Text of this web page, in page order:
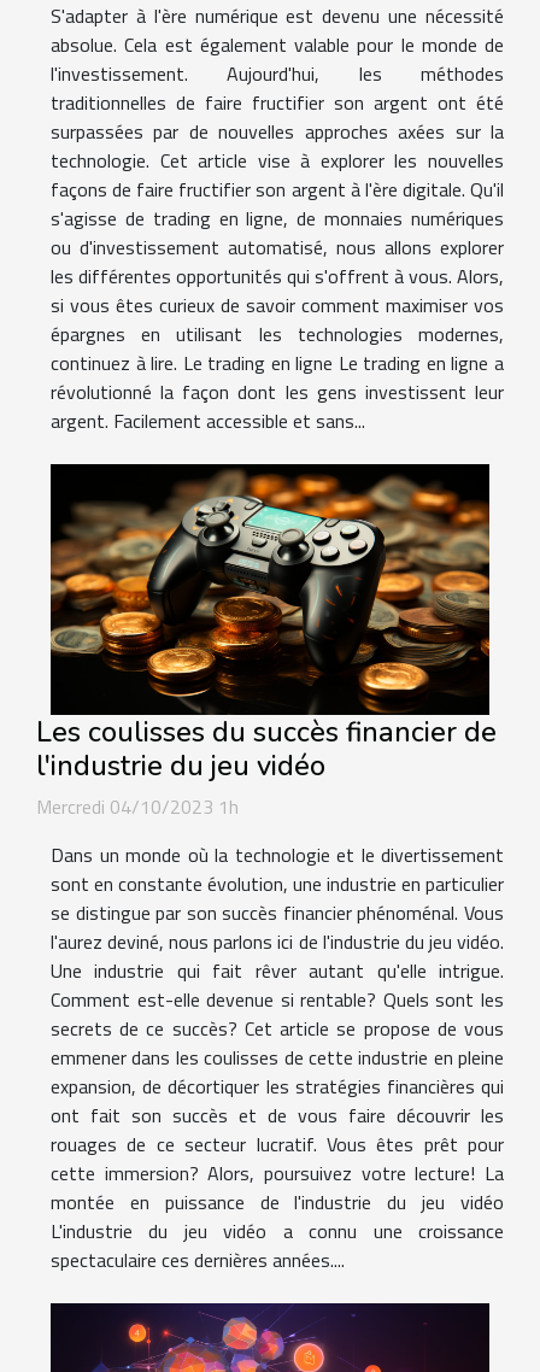
S'adapter à l'ère numérique est devenu une nécessité
absolue. Cela est également valable pour le monde de
l'investissement. Aujourd'hui, les méthodes
traditionnelles de faire fructifier son argent ont été
surpassées par de nouvelles approches axées sur la
technologie. Cet article vise à explorer les nouvelles
façons de faire fructifier son argent à l'ère digitale. Qu'il
s'agisse de trading en ligne, de monnaies numériques
ou d'investissement automatisé, nous allons explorer
les différentes opportunités qui s'offrent à vous. Alors,
si vous êtes curieux de savoir comment maximiser vos
épargnes en utilisant les technologies modernes,
continuez à lire. Le trading en ligne Le trading en ligne a
révolutionné la façon dont les gens investissent leur
argent. Facilement accessible et sans...
Les coulisses du succès financier de
l'industrie du jeu vidéo
Mercredi 04/10/2023 1h
Dans un monde où la technologie et le divertissement
sont en constante évolution, une industrie en particulier
se distingue par son succès financier phénoménal. Vous
l'aurez deviné, nous parlons ici de l'industrie du jeu vidéo.
Une industrie qui fait rêver autant qu'elle intrigue.
Comment est-elle devenue si rentable? Quels sont les
secrets de ce succès? Cet article se propose de vous
emmener dans les coulisses de cette industrie en pleine
expansion, de décortiquer les stratégies financières qui
ont fait son succès et de vous faire découvrir les
rouages de ce secteur lucratif. Vous êtes prêt pour
cette immersion? Alors, poursuivez votre lecture! La
montée en puissance de l'industrie du jeu vidéo
L'industrie du jeu vidéo a connu une croissance
spectaculaire ces dernières années....